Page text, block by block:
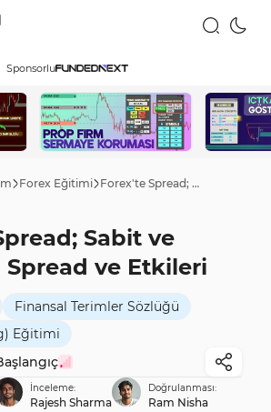
Sponsorlu
Forex Eğitimi Forex'te Spread; Sabit ve Değişken Spread ve Etkileri
Sabit ve
Spread ve Etkileri
Finansal Terimler Sözlüğü
Eğitimi
İnceleme:
Rajesh Sharma
Doğrulanması:
Ram Nisha